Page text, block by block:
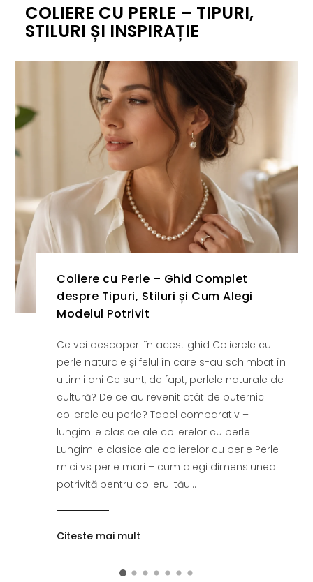
COLIERE CU PERLE – TIPURI,
STILURI ȘI INSPIRAȚIE
Coliere cu Perle – Ghid Complet
despre Tipuri, Stiluri și Cum Alegi
Modelul Potrivit
Ce vei descoperi în acest ghid Colierele cu
perle naturale și felul în care s-au schimbat în
ultimii ani Ce sunt, de fapt, perlele naturale de
cultură? De ce au revenit atât de puternic
colierele cu perle? Tabel comparativ –
lungimile clasice ale colierelor cu perle
Lungimile clasice ale colierelor cu perle Perle
mici vs perle mari – cum alegi dimensiunea
potrivită pentru colierul tău...
Citeste mai mult